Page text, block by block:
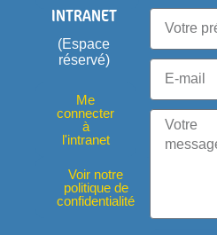
INTRANET
(Espace
réservé)
Me
connecter
à
l'intranet
Voir notre
politique de
confidentialité